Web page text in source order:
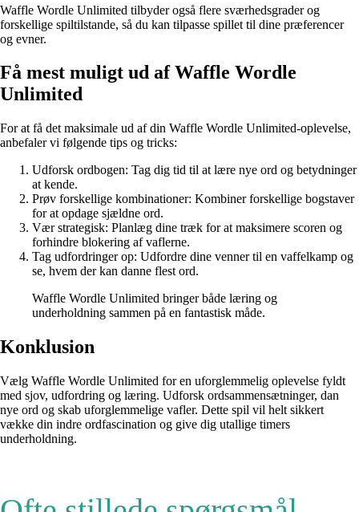
Waffle Wordle Unlimited tilbyder også flere sværhedsgrader og
forskellige spiltilstande, så du kan tilpasse spillet til dine præferencer
og evner.
Få mest muligt ud af Waffle Wordle
Unlimited
For at få det maksimale ud af din Waffle Wordle Unlimited-oplevelse,
anbefaler vi følgende tips og tricks:
Udforsk ordbogen: Tag dig tid til at lære nye ord og betydninger
at kende.
Prøv forskellige kombinationer: Kombiner forskellige bogstaver
for at opdage sjældne ord.
Vær strategisk: Planlæg dine træk for at maksimere scoren og
forhindre blokering af vaflerne.
Tag udfordringer op: Udfordre dine venner til en vaffelkamp og
se, hvem der kan danne flest ord.
Waffle Wordle Unlimited bringer både læring og
underholdning sammen på en fantastisk måde.
Konklusion
Vælg Waffle Wordle Unlimited for en uforglemmelig oplevelse fyldt
med sjov, udfordring og læring. Udforsk ordsammensætninger, dan
nye ord og skab uforglemmelige vafler. Dette spil vil helt sikkert
vække din indre ordfascination og give dig utallige timers
underholdning.